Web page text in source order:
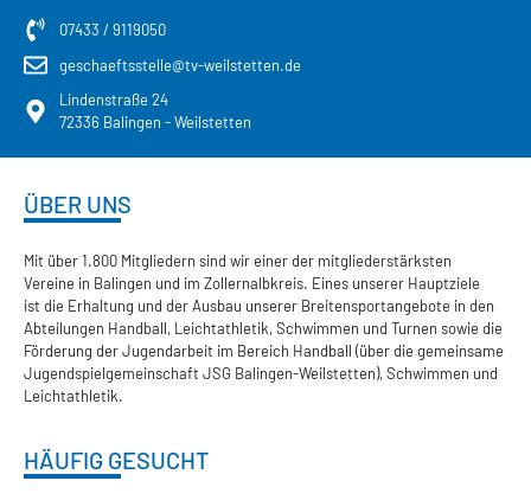
07433 / 9119050
geschaeftsstelle@tv-weilstetten.de
Lindenstraße 24
72336 Balingen - Weilstetten
ÜBER UNS
Mit über 1.800 Mitgliedern sind wir einer der mitgliederstärksten
Vereine in Balingen und im Zollernalbkreis. Eines unserer Hauptziele
ist die Erhaltung und der Ausbau unserer Breitensportangebote in den
Abteilungen Handball, Leichtathletik, Schwimmen und Turnen sowie die
Förderung der Jugendarbeit im Bereich Handball (über die gemeinsame
Jugendspielgemeinschaft JSG Balingen-Weilstetten), Schwimmen und
Leichtathletik.
HÄUFIG GESUCHT